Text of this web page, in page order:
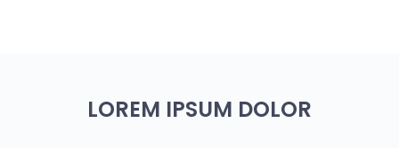
LOREM IPSUM DOLOR